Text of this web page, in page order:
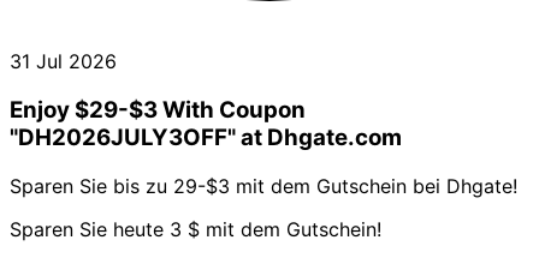
31 Jul 2026
Enjoy $29-$3 With Coupon
"DH2026JULY3OFF" at Dhgate.com
Sparen Sie bis zu 29-$3 mit dem Gutschein bei Dhgate!
Sparen Sie heute 3 $ mit dem Gutschein!